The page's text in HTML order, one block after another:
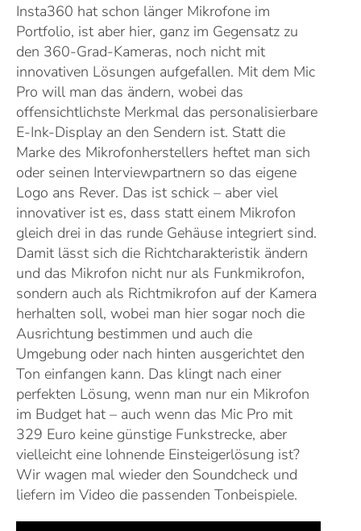
Insta360 hat schon länger Mikrofone im
Portfolio, ist aber hier, ganz im Gegensatz zu
den 360-Grad-Kameras, noch nicht mit
innovativen Lösungen aufgefallen. Mit dem Mic
Pro will man das ändern, wobei das
offensichtlichste Merkmal das personalisierbare
E-Ink-Display an den Sendern ist. Statt die
Marke des Mikrofonherstellers heftet man sich
oder seinen Interviewpartnern so das eigene
Logo ans Rever. Das ist schick – aber viel
innovativer ist es, dass statt einem Mikrofon
gleich drei in das runde Gehäuse integriert sind.
Damit lässt sich die Richtcharakteristik ändern
und das Mikrofon nicht nur als Funkmikrofon,
sondern auch als Richtmikrofon auf der Kamera
herhalten soll, wobei man hier sogar noch die
Ausrichtung bestimmen und auch die
Umgebung oder nach hinten ausgerichtet den
Ton einfangen kann. Das klingt nach einer
perfekten Lösung, wenn man nur ein Mikrofon
im Budget hat – auch wenn das Mic Pro mit
329 Euro keine günstige Funkstrecke, aber
vielleicht eine lohnende Einsteigerlösung ist?
Wir wagen mal wieder den Soundcheck und
liefern im Video die passenden Tonbeispiele.